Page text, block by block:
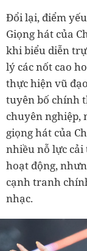
Đổi lại, điểm
Giọng hát của
khi biểu diễn
lý các nốt cao
thực hiện vũ
tuyên bố chính
chuyên nghiệp,
giọng hát của
nhiều nỗ lực
hoạt động,
cạnh tranh
nhạc.